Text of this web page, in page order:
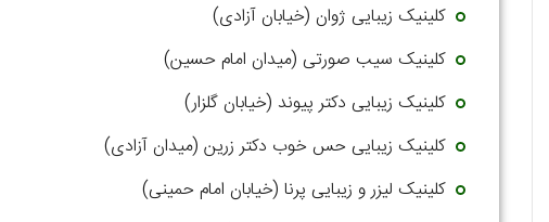
کلینیک زیبایی ژوان (خیابان آزادی)
کلینیک سیب صورتی (میدان امام حسین)
کلینیک زیبایی دکتر پیوند (خیابان گلزار)
کلینیک زیبایی حس خوب دکتر زرین (میدان آزادی)
کلینیک لیزر و زیبایی پرنا (خیابان امام حمینی)